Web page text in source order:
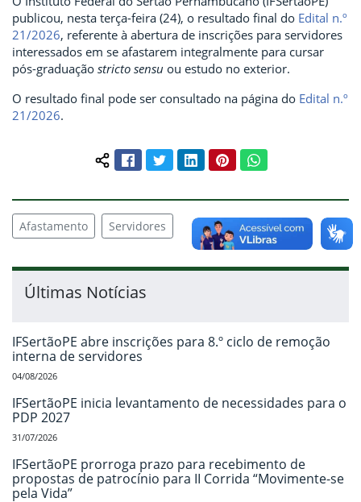
publicou, nesta terça-feira (24), o resultado final do Edital n.º
21/2026, referente à abertura de inscrições para servidores
interessados em se afastarem integralmente para cursar
pós-graduação stricto sensu ou estudo no exterior.
O resultado final pode ser consultado na página do Edital n.º
21/2026.
Compartilhar conteúdo:
FacebookTwitterLinkedInPinterestWhatsApp
Afastamento Servidores
Últimas Notícias
IFSertãoPE abre inscrições para 8.º ciclo de remoção
interna de servidores
04/08/2026
IFSertãoPE inicia levantamento de necessidades para o
PDP 2027
31/07/2026
IFSertãoPE prorroga prazo para recebimento de
propostas de patrocínio para II Corrida “Movimente-se
pela Vida”